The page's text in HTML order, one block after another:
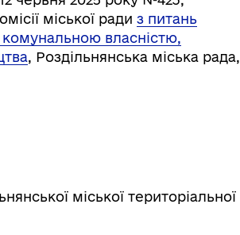
міської ради з питань
власністю,
, Роздільнянська міська рада,
міської територіальної